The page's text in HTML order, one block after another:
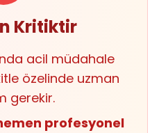
Kritiktir
acil müdahale
özelinde uzman
gerekir.
profesyonel